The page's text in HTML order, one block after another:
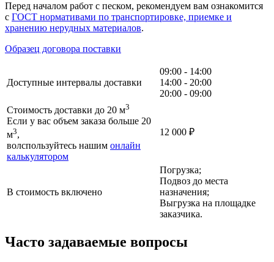
Перед началом работ с песком, рекомендуем вам ознакомится
с ГОСТ нормативами по транспортировке, приемке и
хранению нерудных материалов.
Образец договора поставки
Доступные интервалы доставки
09:00 - 14:00
14:00 - 20:00
20:00 - 09:00
Стоимость доставки до 20 м3
Если у вас объем заказа больше 20
м3,
волспользуйтесь нашим онлайн
калькулятором
12 000 ₽
В стоимость включено
Погрузка;
Подвоз до места
назначения;
Выгрузка на площадке
заказчика.
Часто задаваемые вопросы